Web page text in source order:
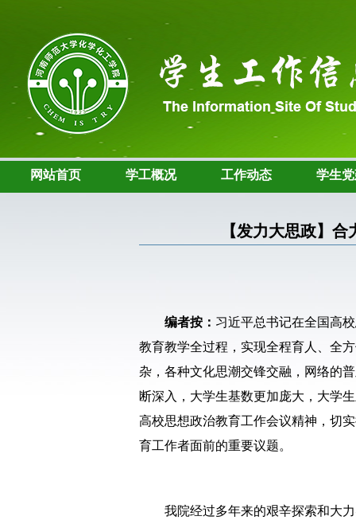
网站首页 学工概况 工作动态 学生
【发力大思政】
编者按： 习近平总书记在全国高
教育教学全过程，实现全程育人、全
杂，各种文化思潮交锋交融，网络的
断深入，大学生基数更加庞大，大学
高校思想政治教育工作会议精神，切
育工作者面前的重要议题。
我院经过多年来的艰辛探索和大